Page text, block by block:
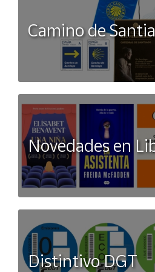
Camino de
Novedades en
Distintivo DGT